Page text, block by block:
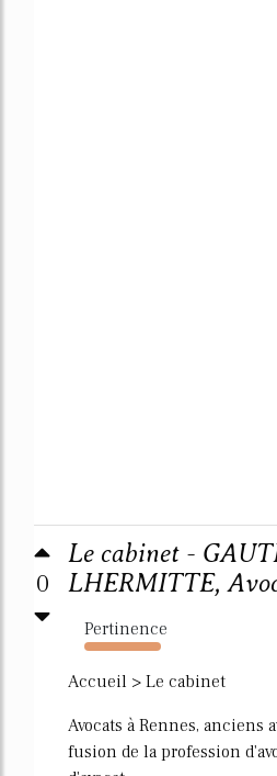
0
Le cabinet -
LHERMITTE,
Pertinence
318%
Accueil > Le cabinet
Avocats à Rennes, anciens
fusion de la profession